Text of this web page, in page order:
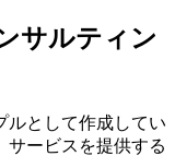
サルティン
ルとして作成してい
サービスを提供する